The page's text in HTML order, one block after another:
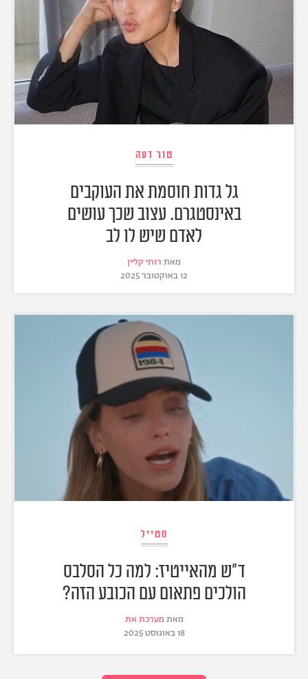
טור דעה
גל גדות חוסמת את העוקבים
באינסטגרם. עצוב שכך עושים
לאדם שיש לו לב
מאת רותי קליין
12 באוקטובר 2025
סטייל
ד"ש מהאייטיז: למה כל הסלבס
הולכים פתאום עם הכובע הזה?
מאת מערכת את
18 באוגוסט 2025